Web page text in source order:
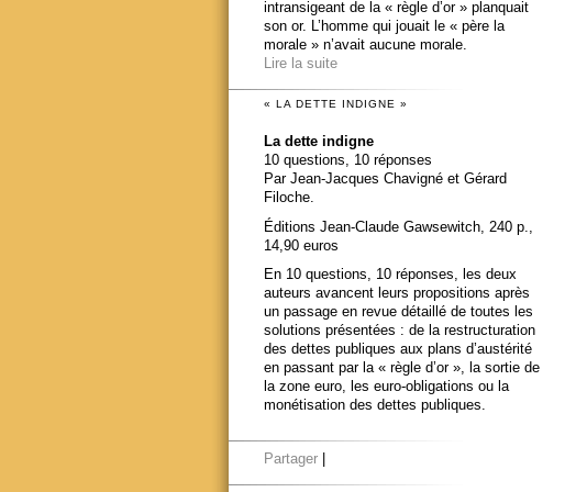
intransigeant de la « règle d’or » planquait
son or. L’homme qui jouait le « père la
morale » n’avait aucune morale.
Lire la suite
« LA DETTE INDIGNE »
La dette indigne
10 questions, 10 réponses
Par Jean-Jacques Chavigné et Gérard
Filoche.
Éditions Jean-Claude Gawsewitch, 240 p.,
14,90 euros
En 10 questions, 10 réponses, les deux
auteurs avancent leurs propositions après
un passage en revue détaillé de toutes les
solutions présentées : de la restructuration
des dettes publiques aux plans d’austérité
en passant par la « règle d’or », la sortie de
la zone euro, les euro-obligations ou la
monétisation des dettes publiques.
Partager